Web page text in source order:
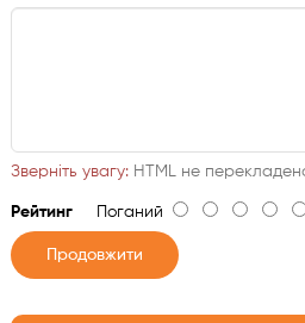
Зверніть увагу:HTML не
РейтингПоганий
Продовжити